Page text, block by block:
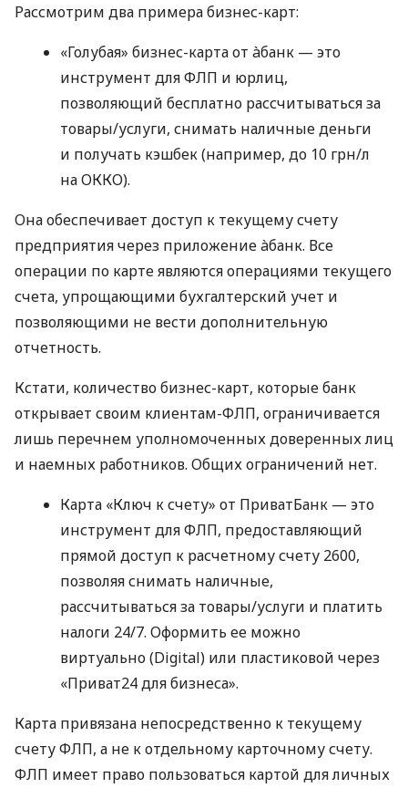
Рассмотрим два примера бизнес-карт:
«Голубая» бизнес-карта от àбанк — это
инструмент для ФЛП и юрлиц,
позволяющий бесплатно рассчитываться за
товары/услуги, снимать наличные деньги
и получать кэшбек (например, до 10 грн/л
на ОККО).
Она обеспечивает доступ к текущему счету
предприятия через приложение àбанк. Все
операции по карте являются операциями текущего
счета, упрощающими бухгалтерский учет и
позволяющими не вести дополнительную
отчетность.
Кстати, количество бизнес-карт, которые банк
открывает своим клиентам-ФЛП, ограничивается
лишь перечнем уполномоченных доверенных лиц
и наемных работников. Общих ограничений нет.
Карта «Ключ к счету» от ПриватБанк — это
инструмент для ФЛП, предоставляющий
прямой доступ к расчетному счету 2600,
позволяя снимать наличные,
рассчитываться за товары/услуги и платить
налоги 24/7. Оформить ее можно
виртуально (Digital) или пластиковой через
«Приват24 для бизнеса».
Карта привязана непосредственно к текущему
счету ФЛП, а не к отдельному карточному счету.
ФЛП имеет право пользоваться картой для личных